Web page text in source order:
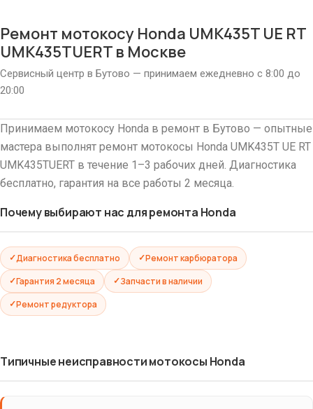
Ремонт мотокосу Honda UMK435T UE RT
UMK435TUERT в Москве
Сервисный центр в Бутово — принимаем ежедневно с 8:00 до
20:00
Принимаем мотокосу Honda в ремонт в Бутово — опытные
мастера выполнят ремонт мотокосы Honda UMK435T UE RT
UMK435TUERT в течение 1–3 рабочих дней. Диагностика
бесплатно, гарантия на все работы 2 месяца.
Почему выбирают нас для ремонта Honda
Диагностика бесплатно
Ремонт карбюратора
Гарантия 2 месяца
Запчасти в наличии
Ремонт редуктора
Типичные неисправности мотокосы Honda